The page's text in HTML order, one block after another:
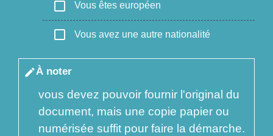
check_box_outline_blank Vous êtes européen
check_box_outline_blank Vous avez une autre nationalité
editÀ noter
vous devez pouvoir fournir l'original du
document, mais une copie papier ou
numérisée suffit pour faire la démarche.